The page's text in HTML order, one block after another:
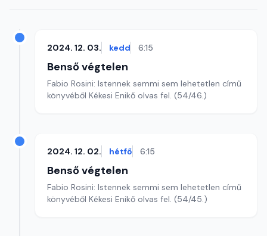
2024. 12. 03. kedd 6:15
Benső végtelen
Fabio Rosini: Istennek semmi sem lehetetlen című
könyvéből Kékesi Enikő olvas fel. (54/46.)
2024. 12. 02. hétfő 6:15
Benső végtelen
Fabio Rosini: Istennek semmi sem lehetetlen című
könyvéből Kékesi Enikő olvas fel. (54/45.)